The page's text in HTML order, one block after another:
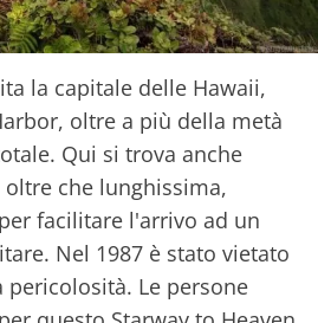
la capitale delle Hawaii,
oltre a più della metà
Qui si trova anche
che lunghissima,
facilitare l'arrivo ad un
Nel 1987 è stato vietato
pericolosità. Le persone